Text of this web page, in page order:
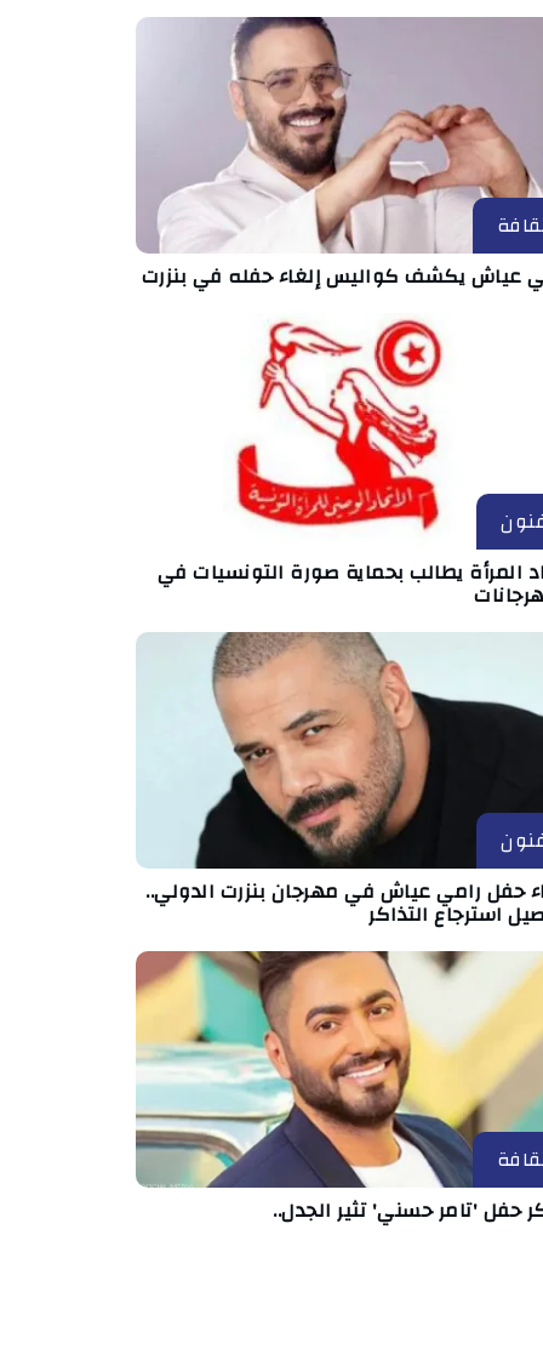
عياش يكشف كواليس إلغاء حفله في بنزرت
المرأة يطالب بحماية صورة التونسيات في
حفل رامي عياش في مهرجان بنزرت الدولي..
استرجاع التذاكر
حفل 'تامر حسني' تثير الجدل..